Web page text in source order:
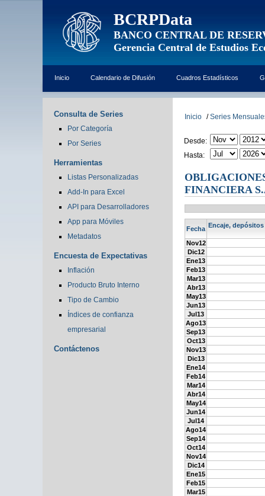
BCRPData
BANCO CENTRAL DE
Gerencia Central de Estudios
Inicio Calendario de Difusión Cuadros Estadísticos
Consulta de Series
Por Categoría
Por Series
Herramientas
Listas Personalizadas
Add-In para Excel
API para Desarrolladores
App para Móviles
Metadatos
Encuesta de Expectativas
Inflación
Producto Bruto Interno
Tipo de Cambio
Índices de confianza
empresarial
Contáctenos
Inicio / Series
Desde:
Hasta:
FINANCIERA
Fecha Encaje,
Nov12
Dic12
Ene13
Feb13
Mar13
Abr13
May13
Jun13
Jul13
Ago13
Sep13
Oct13
Nov13
Dic13
Ene14
Feb14
Mar14
Abr14
May14
Jun14
Jul14
Ago14
Sep14
Oct14
Nov14
Dic14
Ene15
Feb15
Mar15